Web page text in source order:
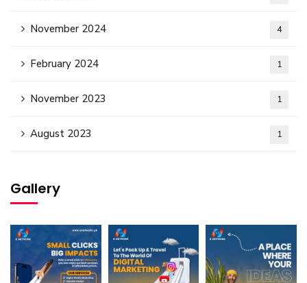
November 2024 4
February 2024 1
November 2023 1
August 2023 1
Gallery